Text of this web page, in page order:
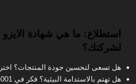
استطلاع: ما هي شهادة
لشركتك؟
هل تسعى لتحسين جودة المنتجات؟ اختر ISO 9001.
هل تهتم بالاستدامة البيئية؟ فكر في ISO 14001.